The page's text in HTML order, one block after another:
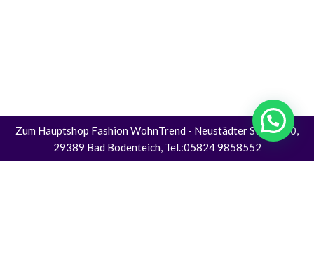
Zum Hauptshop Fashion WohnTrend - Neustädter Straße 30,
29389 Bad Bodenteich, Tel.:05824 9858552